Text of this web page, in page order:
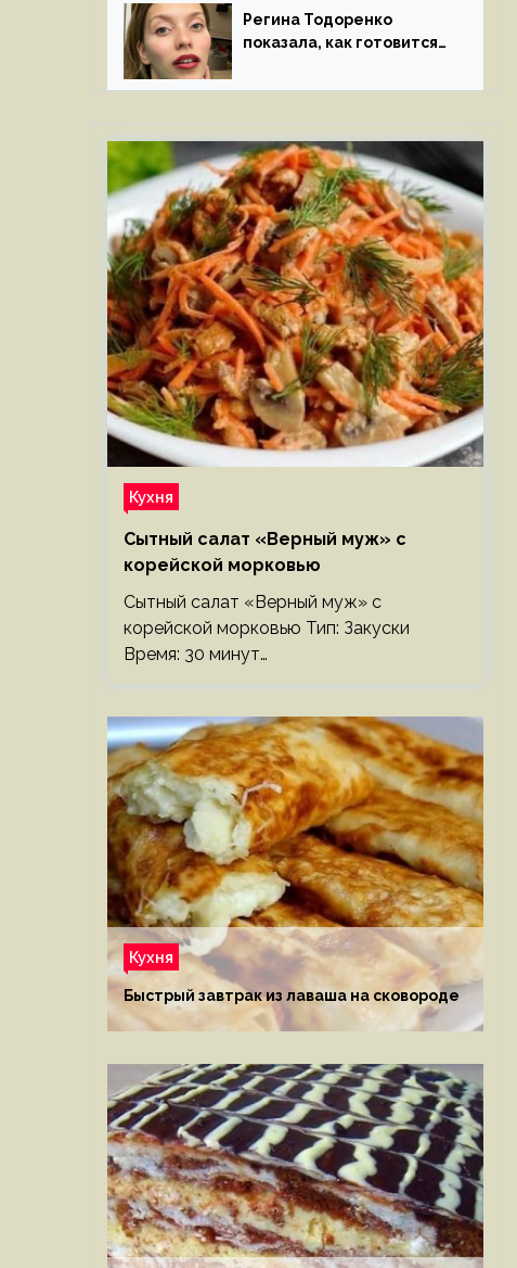
Регина Тодоренко
показала, как готовится
ребенка
Кухня
Сытный салат «Верный муж» с
корейской морковью
Сытный салат «Верный муж» с
корейской морковью Тип: Закуски
Время: 30 минут…
Кухня
Быстрый завтрак из лаваша на сковороде